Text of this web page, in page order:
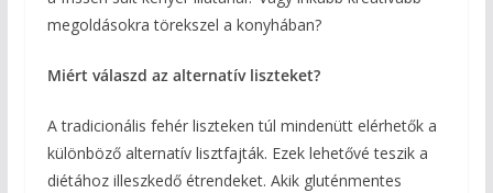
megoldásokra törekszel a konyhában?
Miért válaszd az alternatív liszteket?
A tradicionális fehér liszteken túl mindenütt elérhetők a
különböző alternatív lisztfajták. Ezek lehetővé teszik a
diétához illeszkedő étrendeket. Akik gluténmentes